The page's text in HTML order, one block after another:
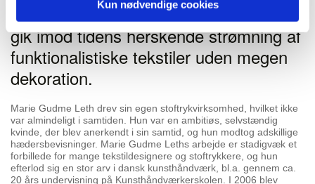
Kun nødvendige cookies
fyldt med humor og livsglæde, og som
gik imod tidens herskende strømning af
funktionalistiske tekstiler uden megen
dekoration.
Marie Gudme Leth drev sin egen stoftrykvirksomhed, hvilket ikke
var almindeligt i samtiden. Hun var en ambitiøs, selvstændig
kvinde, der blev anerkendt i sin samtid, og hun modtog adskillige
hædersbevisninger. Marie Gudme Leths arbejde er stadigvæk et
forbillede for mange tekstildesignere og stoftrykkere, og hun
efterlod sig en stor arv i dansk kunsthåndværk, bl.a. gennem ca.
20 års undervisning på Kunsthåndværkerskolen. I 2006 blev